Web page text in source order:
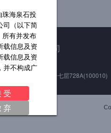
珠海泉石投
司（以下简
所有并发布
载信息及资
载信息及资
并不构成广
证券、基金
具的邀请或
受
弃
金管理有限公司
市东城区东安门大街55号七层